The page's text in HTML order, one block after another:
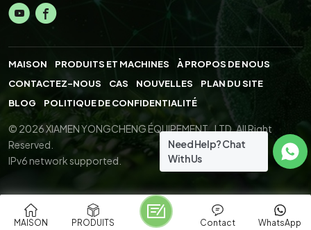
MAISON PRODUITS ET MACHINES
À PROPOS DE NOUS
CONTACTEZ-NOUS
CAS NOUVELLES
PLAN DU SITE
BLOG
POLITIQUE DE CONFIDENTIALITÉ
© 2026 XIAMEN YONGCHENG ÉQUIPEMENT., LTD. All Right
Reserved.
IPv6 network supported.
MAISON PRODUITS WhatsApp
Contact
Need Help? Chat
With Us